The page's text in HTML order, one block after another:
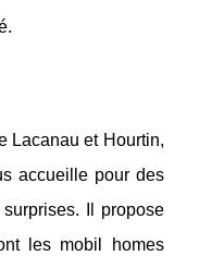
Lacanau et Hourtin,
accueille pour des
Il propose
les mobil homes